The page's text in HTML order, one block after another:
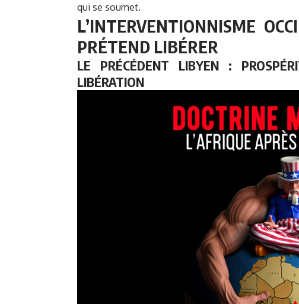
qui se soumet.
L’INTERVENTIONNISME
PRÉTEND LIBÉRER
LE PRÉCÉDENT LIBYEN :
LIBÉRATION